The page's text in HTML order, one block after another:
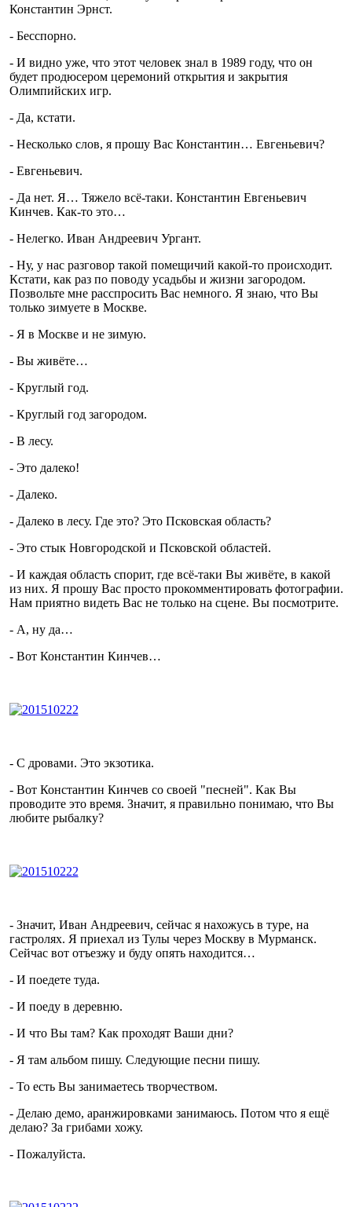
Константин Эрнст.
- Бесспорно.
- И видно уже, что этот человек знал в 1989 году, что он
будет продюсером церемоний открытия и закрытия
Олимпийских игр.
- Да, кстати.
- Несколько слов, я прошу Вас Константин… Евгеньевич?
- Евгеньевич.
- Да нет. Я… Тяжело всё-таки. Константин Евгеньевич
Кинчев. Как-то это…
- Нелегко. Иван Андреевич Ургант.
- Ну, у нас разговор такой помещичий какой-то происходит.
Кстати, как раз по поводу усадьбы и жизни загородом.
Позвольте мне расспросить Вас немного. Я знаю, что Вы
только зимуете в Москве.
- Я в Москве и не зимую.
- Вы живёте…
- Круглый год.
- Круглый год загородом.
- В лесу.
- Это далеко!
- Далеко.
- Далеко в лесу. Где это? Это Псковская область?
- Это стык Новгородской и Псковской областей.
- И каждая область спорит, где всё-таки Вы живёте, в какой
из них. Я прошу Вас просто прокомментировать фотографии.
Нам приятно видеть Вас не только на сцене. Вы посмотрите.
- А, ну да…
- Вот Константин Кинчев…
- С дровами. Это экзотика.
- Вот Константин Кинчев со своей "песней". Как Вы
проводите это время. Значит, я правильно понимаю, что Вы
любите рыбалку?
- Значит, Иван Андреевич, сейчас я нахожусь в туре, на
гастролях. Я приехал из Тулы через Москву в Мурманск.
Сейчас вот отъезжу и буду опять находится…
- И поедете туда.
- И поеду в деревню.
- И что Вы там? Как проходят Ваши дни?
- Я там альбом пишу. Следующие песни пишу.
- То есть Вы занимаетесь творчеством.
- Делаю демо, аранжировками занимаюсь. Потом что я ещё
делаю? За грибами хожу.
- Пожалуйста.